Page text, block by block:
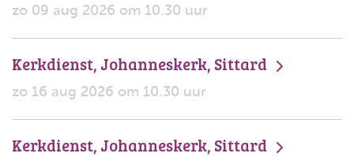
zo 09 aug 2026 om 10.30 uur
Kerkdienst, Johanneskerk, Sittard
zo 16 aug 2026 om 10.30 uur
Kerkdienst, Johanneskerk, Sittard